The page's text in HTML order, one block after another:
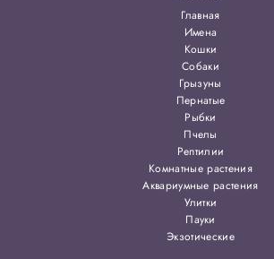
Главная
Имена
Кошки
Собаки
Грызуны
Пернатые
Рыбки
Пчелы
Рептилии
Комнатные растения
Аквариумные растения
Улитки
Пауки
Экзотические